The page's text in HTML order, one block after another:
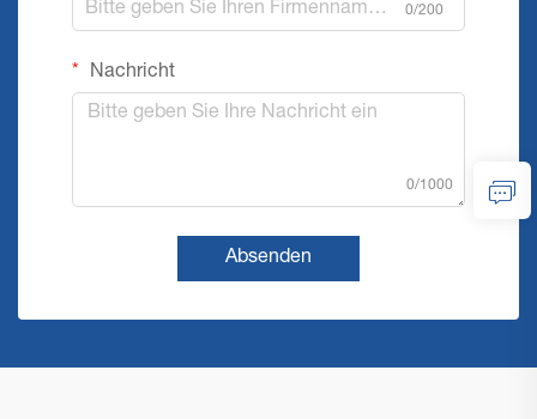
0/200
Nachricht
0/1000
Absenden